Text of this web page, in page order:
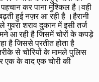
कर पाना मुश्किल है।वही
हुई नज़र आ रही है ।हैरानी
गुवरा शराव दुकान में इसी तर्ज
आ रही है जिसमें चोरों के कपड़े
है जिससे प्रतीत होता है
से चोरियों के मामले पुलिस
एक के वाद एक चोरी की